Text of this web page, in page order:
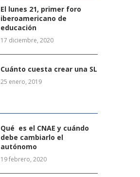
El lunes 21, primer foro
iberoamericano de
educación
17 diciembre, 2020
Cuánto cuesta crear una SL
25 enero, 2019
Qué es el CNAE y cuándo
debe cambiarlo el
autónomo
19 febrero, 2020